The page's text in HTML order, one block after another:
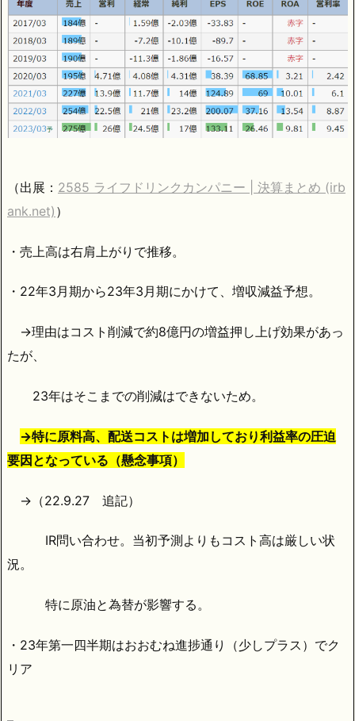
（出展： 2585 ライフドリンクカンパニー | 決算まとめ (irb
ank.net) ）
・売上高は右肩上がりで推移。
・22年3月期から23年3月期にかけて、増収減益予想。
→理由はコスト削減で約8億円の増益押し上げ効果があっ
たが、
23年はそこまでの削減はできないため。
→特に原料高、配送コストは増加しており利益率の圧迫
要因となっている（懸念事項）
→（22.9.27 追記）
IR問い合わせ。当初予測よりもコスト高は厳しい状
況。
特に原油と為替が影響する。
・23年第一四半期はおおむね進捗通り（少しプラス）でク
リア